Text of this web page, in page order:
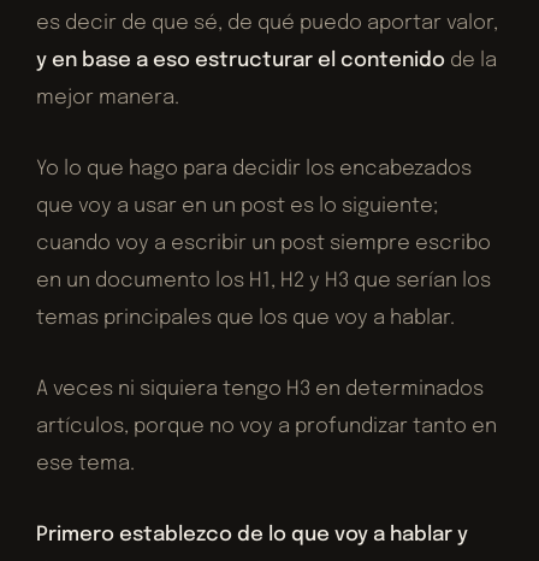
es decir de que sé, de qué puedo aportar valor,
y en base a eso estructurar el contenido de la
mejor manera.
Yo lo que hago para decidir los encabezados
que voy a usar en un post es lo siguiente;
cuando voy a escribir un post siempre escribo
en un documento los H1, H2 y H3 que serían los
temas principales que los que voy a hablar.
A veces ni siquiera tengo H3 en determinados
artículos, porque no voy a profundizar tanto en
ese tema.
Primero establezco de lo que voy a hablar y